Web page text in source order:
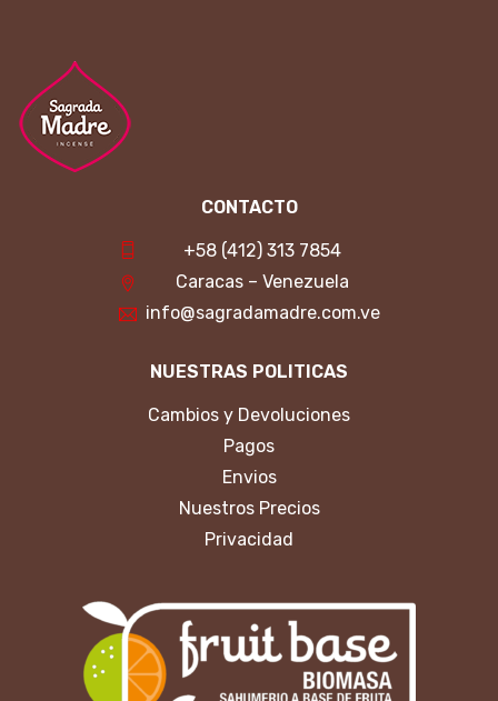
CONTACTO
+58 (412) 313 7854
Caracas – Venezuela
info@sagradamadre.com.ve
NUESTRAS POLITICAS
Cambios y Devoluciones
Pagos
Envios
Nuestros Precios
Privacidad